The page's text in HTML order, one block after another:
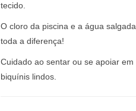
tecido.
O cloro da piscina e a água
toda a diferença!
Cuidado ao sentar ou se apoiar
biquínis lindos.